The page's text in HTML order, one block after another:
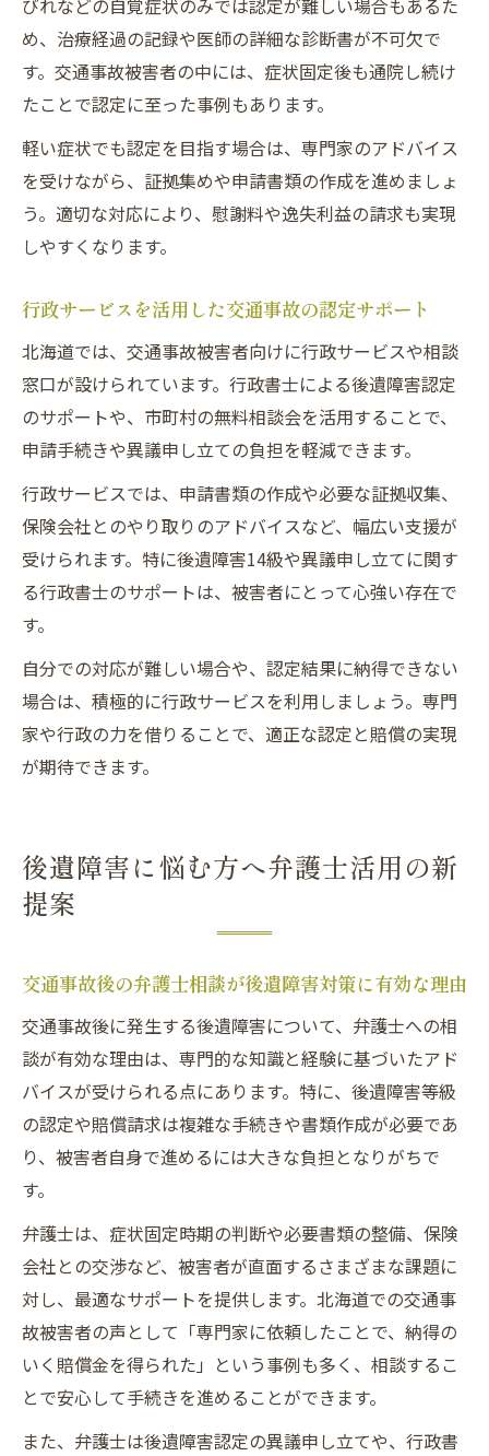
びれなどの自覚症状のみでは認定が難しい場合もあるた
め、治療経過の記録や医師の詳細な診断書が不可欠で
す。交通事故被害者の中には、症状固定後も通院し続け
たことで認定に至った事例もあります。
軽い症状でも認定を目指す場合は、専門家のアドバイス
を受けながら、証拠集めや申請書類の作成を進めましょ
う。適切な対応により、慰謝料や逸失利益の請求も実現
しやすくなります。
行政サービスを活用した交通事故の認定サポート
北海道では、交通事故被害者向けに行政サービスや相談
窓口が設けられています。行政書士による後遺障害認定
のサポートや、市町村の無料相談会を活用することで、
申請手続きや異議申し立ての負担を軽減できます。
行政サービスでは、申請書類の作成や必要な証拠収集、
保険会社とのやり取りのアドバイスなど、幅広い支援が
受けられます。特に後遺障害14級や異議申し立てに関す
る行政書士のサポートは、被害者にとって心強い存在で
す。
自分での対応が難しい場合や、認定結果に納得できない
場合は、積極的に行政サービスを利用しましょう。専門
家や行政の力を借りることで、適正な認定と賠償の実現
が期待できます。
後遺障害に悩む方へ弁護士活用の新
提案
交通事故後の弁護士相談が後遺障害対策に有効な理由
交通事故後に発生する後遺障害について、弁護士への相
談が有効な理由は、専門的な知識と経験に基づいたアド
バイスが受けられる点にあります。特に、後遺障害等級
の認定や賠償請求は複雑な手続きや書類作成が必要であ
り、被害者自身で進めるには大きな負担となりがちで
す。
弁護士は、症状固定時期の判断や必要書類の整備、保険
会社との交渉など、被害者が直面するさまざまな課題に
対し、最適なサポートを提供します。北海道での交通事
故被害者の声として「専門家に依頼したことで、納得の
いく賠償金を得られた」という事例も多く、相談するこ
とで安心して手続きを進めることができます。
また、弁護士は後遺障害認定の異議申し立てや、行政書